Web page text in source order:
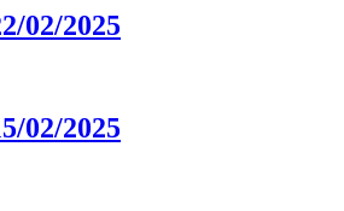
02/2025
02/2025